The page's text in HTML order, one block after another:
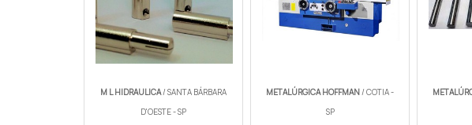
M L HIDRAULICA/ SANTA BÁRBARA
D'OESTE - SP
METALÚRGICA HOFFMAN/ COTIA -
SP